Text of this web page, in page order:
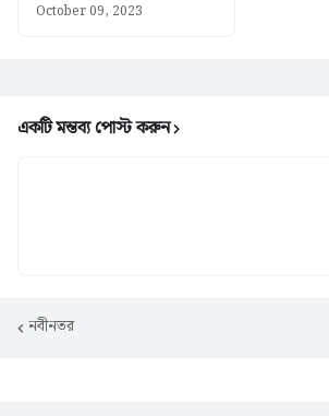
October 09, 2023
একটি মন্তব্য পোস্ট করুন
নবীনতর